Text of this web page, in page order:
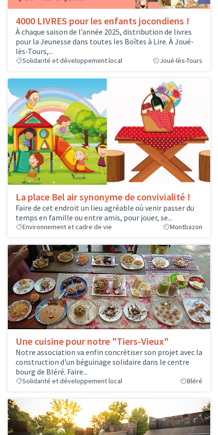
4000 LIVRES pour les enfants jocondiens !
À chaque saison de l’année 2025, distribution de livres
pour la Jeunesse dans toutes les Boîtes à Lire. À Joué-
lès-Tours,...
Solidarité et développement local Joué-lès-Tours
La place Bel air synonyme de convivialité !
Faire de cet endroit un lieu agréable où venir passer du
temps en famille ou entre amis, pour jouer, se...
Environnement et cadre de vie Montbazon
Une cuisine pour notre "Tiers-Vieux"
Notre association va enfin concrétiser son projet avec la
construction d'un béguinage solidaire dans le centre
bourg de Bléré. Faire...
Solidarité et développement local Bléré